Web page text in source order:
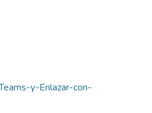
y-Enlazar-con-